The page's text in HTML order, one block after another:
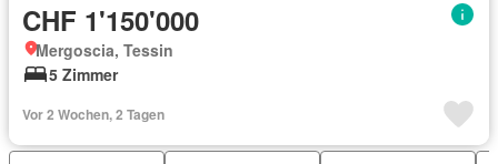
CHF 1'150'000
Mergoscia, Tessin
5 Zimmer
Vor 2 Wochen, 2 Tagen